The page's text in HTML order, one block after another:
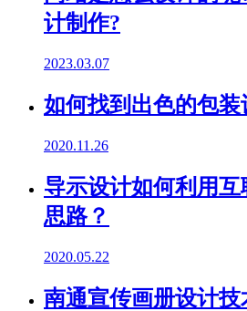
计制作?
2023.03.07
如何找到出色的包装
2020.11.26
导示设计如何利用
思路？
2020.05.22
南通宣传画册设计